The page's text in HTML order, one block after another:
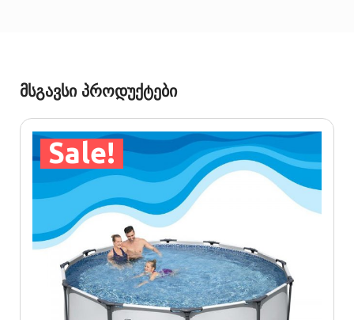
მსგავსი პროდუქტები
Sale!